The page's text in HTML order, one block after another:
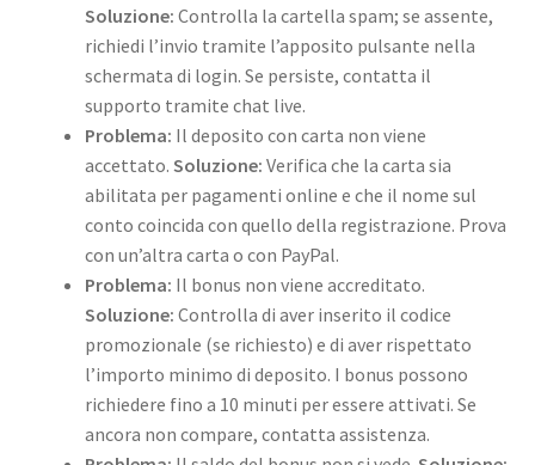
Soluzione: Controlla la cartella spam; se assente,
richiedi l’invio tramite l’apposito pulsante nella
schermata di login. Se persiste, contatta il
supporto tramite chat live.
Problema: Il deposito con carta non viene
accettato. Soluzione: Verifica che la carta sia
abilitata per pagamenti online e che il nome sul
conto coincida con quello della registrazione. Prova
con un’altra carta o con PayPal.
Problema: Il bonus non viene accreditato.
Soluzione: Controlla di aver inserito il codice
promozionale (se richiesto) e di aver rispettato
l’importo minimo di deposito. I bonus possono
richiedere fino a 10 minuti per essere attivati. Se
ancora non compare, contatta assistenza.